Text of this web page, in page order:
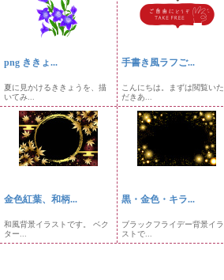
png ききょ...
夏に見かけるききょうを、描
いてみ...
手書き風ラフご...
こんにちは。まずは閲覧いた
だきあ...
金色紅葉、和柄...
和風背景イラストです。 ベク
ター...
黒・金色・キラ...
ブラックフライデー背景イラ
ストで...